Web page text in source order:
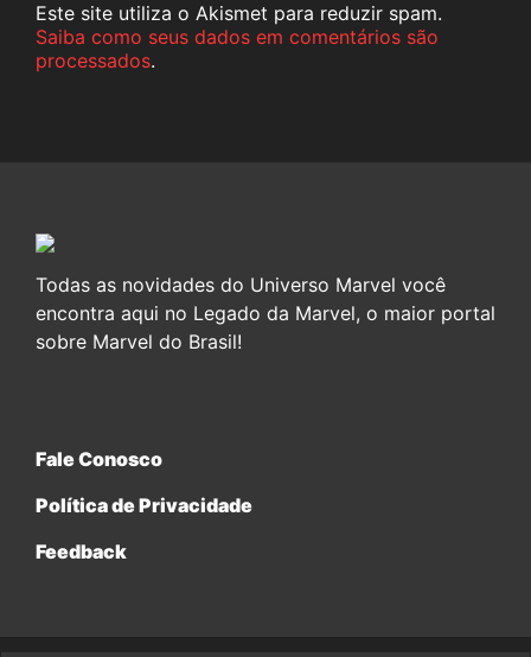
Este site utiliza o Akismet para reduzir spam.
Saiba como seus dados em comentários são
processados.
Todas as novidades do Universo Marvel você
encontra aqui no Legado da Marvel, o maior portal
sobre Marvel do Brasil!
Fale Conosco
Política de Privacidade
Feedback